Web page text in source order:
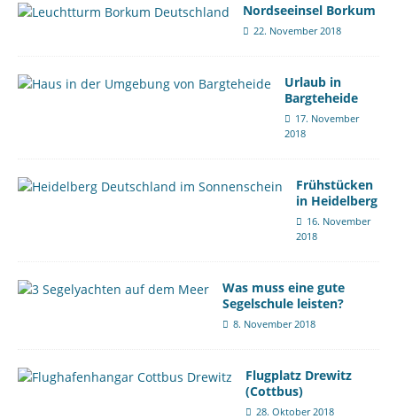
Nordseeinsel Borkum
22. November 2018
Urlaub in
Bargteheide
17. November
2018
Frühstücken
in Heidelberg
16. November
2018
Was muss eine gute
Segelschule leisten?
8. November 2018
Flugplatz Drewitz
(Cottbus)
28. Oktober 2018